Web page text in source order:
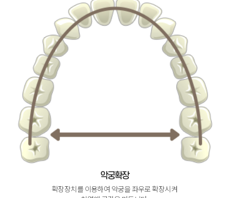
악궁확장
확장장치를 이용하여 악궁을 좌우로 확장시켜